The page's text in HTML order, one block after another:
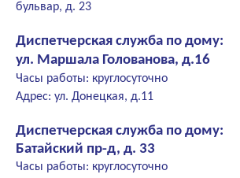
бульвар, д. 23
Диспетчерская служба по дому:
ул. Маршала Голованова, д.16
Часы работы: круглосуточно
Адрес: ул. Донецкая, д.11
Диспетчерская служба по дому:
Батайский пр-д, д. 33
Часы работы: круглосуточно